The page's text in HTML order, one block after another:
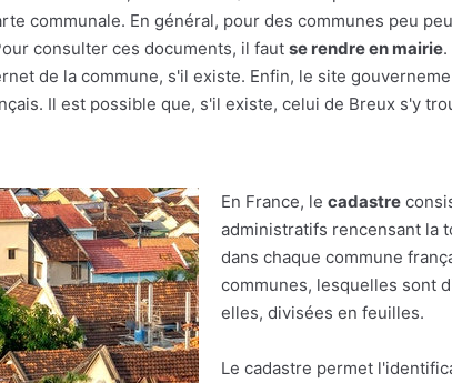
communale. En général, pour des communes peu
consulter ces documents, il faut se rendre en mairie
de la commune, s'il existe. Enfin, le site
Il est possible que, s'il existe, celui de Breux s'y
En France, le cadastre
administratifs rencensant la
dans chaque commune
communes, lesquelles sont
elles, divisées en feuilles.
Le cadastre permet